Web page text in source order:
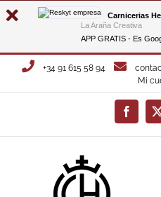
Carnicerias
La Araña Creativa
APP GRATIS - Es
Saltar
+34 91 615 58 94
Mi